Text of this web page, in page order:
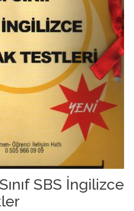
SBS İngilizce